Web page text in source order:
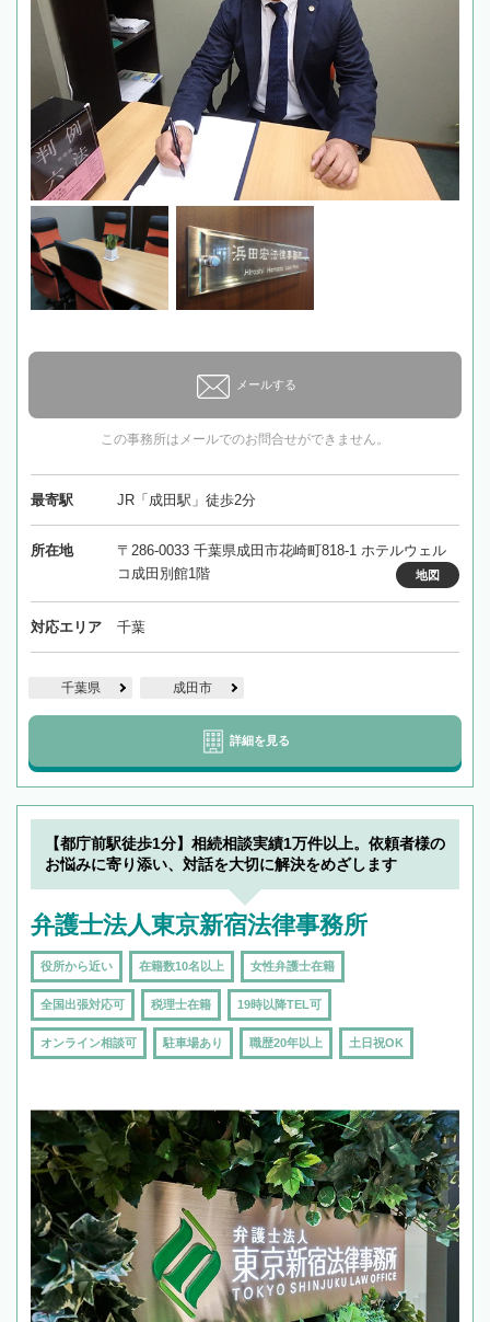
メールする
この事務所はメールでのお問合せができません。
最寄駅 JR「成田駅」徒歩2分
所在地
〒286-0033 千葉県成田市花崎町818-1 ホテルウェル
コ成田別館1階
地図
対応エリア 千葉
千葉県 成田市
詳細を見る
【都庁前駅徒歩1分】相続相談実績1万件以上。依頼者様の
お悩みに寄り添い、対話を大切に解決をめざします
弁護士法人東京新宿法律事務所
役所から近い 在籍数10名以上 女性弁護士在籍
全国出張対応可 税理士在籍 19時以降TEL可
オンライン相談可 駐車場あり 職歴20年以上 土日祝OK